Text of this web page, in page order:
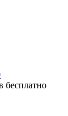
бесплатно